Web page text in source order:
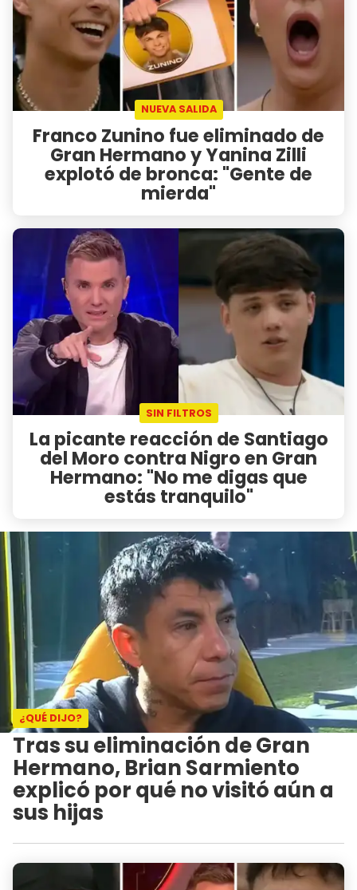
NUEVA SALIDA
Franco Zunino fue eliminado de
Gran Hermano y Yanina Zilli
explotó de bronca: "Gente de
mierda"
SIN FILTROS
La picante reacción de Santiago
del Moro contra Nigro en Gran
Hermano: "No me digas que
estás tranquilo"
¿QUÉ DIJO?
Tras su eliminación de Gran
Hermano, Brian Sarmiento
explicó por qué no visitó aún a
sus hijas